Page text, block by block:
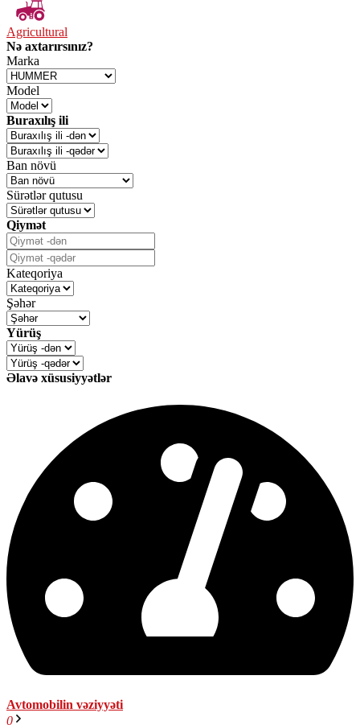
Agricultural
Nə axtarırsınız?
Marka
Model
Buraxılış ili
Ban növü
Sürətlər qutusu
Qiymət
Kateqoriya
Şəhər
Yürüş
Əlavə xüsusiyyətlər
Avtomobilin vəziyyəti
0